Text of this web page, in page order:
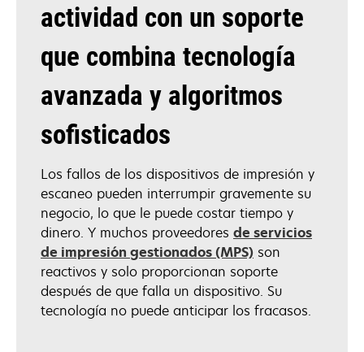
actividad con un soporte
que combina tecnología
avanzada y algoritmos
sofisticados
Los fallos de los dispositivos de impresión y
escaneo pueden interrumpir gravemente su
negocio, lo que le puede costar tiempo y
dinero. Y muchos proveedores de servicios
de impresión gestionados (MPS) son
reactivos y solo proporcionan soporte
después de que falla un dispositivo. Su
tecnología no puede anticipar los fracasos.